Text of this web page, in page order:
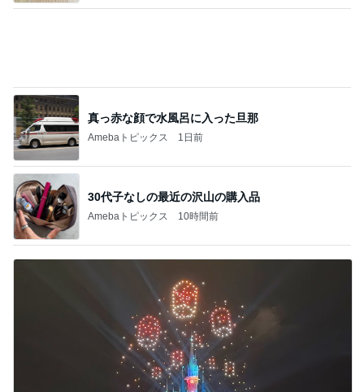
30代子なしの最近の沢山の購入品
Amebaトピックス 10時間前
期待していた1日2回公演の結果
10時間前